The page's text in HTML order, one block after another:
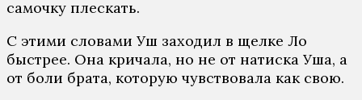
самочку плескать.
С этими словами Уш заходил в щелке Ло
быстрее. Она кричала, но не от натиска Уша, а
от боли брата, которую чувствовала как свою.